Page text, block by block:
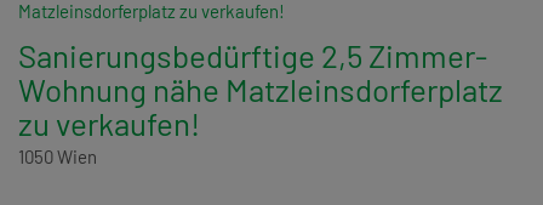
Sanierungsbedürftige 2,5 Zimmer-
Wohnung nähe Matzleinsdorferplatz
zu verkaufen!
1050 Wien